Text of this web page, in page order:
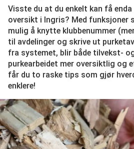
Visste du at du enkelt kan få enda
oversikt i Ingris? Med funksjoner
mulig å knytte klubbenummer
til avdelinger og skrive ut
fra systemet, blir både tilvekst-
purkearbeidet mer oversiktlig og
får du to raske tips som gjør
enklere!